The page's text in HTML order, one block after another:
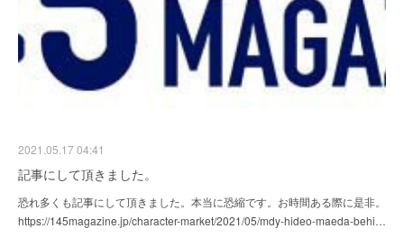
2021.05.17 04:41
記事にして頂きました。
恐れ多くも記事にして頂きました。本当に恐縮です。お時間ある際に是非。
https://145magazine.jp/character-market/2021/05/mdy-hideo-maeda-behi…